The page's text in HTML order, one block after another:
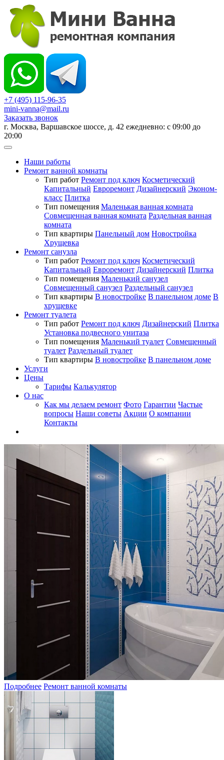
+7 (495) 115-96-35
mini-vanna@mail.ru
Заказать звонок
г. Москва, Варшавское шоссе, д. 42 ежедневно: с 09:00 до
20:00
Наши работы
Ремонт ванной комнаты
Тип работ Ремонт под ключ Косметический
Капитальный Евроремонт Дизайнерский Эконом-
класс Плитка
Тип помещения Маленькая ванная комната
Совмещенная ванная комната Раздельная ванная
комната
Тип квартиры Панельный дом Новостройка
Хрущевка
Ремонт санузла
Тип работ Ремонт под ключ Косметический
Капитальный Евроремонт Дизайнерский Плитка
Тип помещения Маленький санузел
Совмещенный санузел Раздельный санузел
Тип квартиры В новостройке В панельном доме В
хрущевке
Ремонт туалета
Тип работ Ремонт под ключ Дизайнерский Плитка
Установка подвесного унитаза
Тип помещения Маленький туалет Совмещенный
туалет Раздельный туалет
Тип квартиры В новостройке В панельном доме
Услуги
Цены
Тарифы Калькулятор
О нас
Как мы делаем ремонт Фото Гарантии Частые
вопросы Наши советы Акции О компании
Контакты
Подробнее Ремонт ванной комнаты